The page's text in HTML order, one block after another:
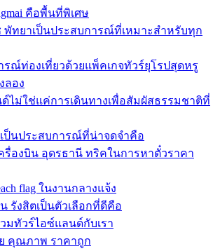
คือพื้นที่พิเศษ
พัทยาเป็นประสบการณ์ที่เหมาะสำหรับทุก
รณ์ท่องเที่ยวด้วยแพ็คเกจทัวร์ยุโรปสุดหรู
ลอง
ไม่ใช่แค่การเดินทางเพื่อสัมผัสธรรมชาติที่
ป็นประสบการณ์ที่น่าจดจำคือ
รื่องบิน อุดรธานี ทริคในการหาตั๋วราคา
flag ในงานกลางแจ้ง
รังสิตเป็นตัวเลือกที่ดีคือ
มทัวร์ไอซ์แลนด์กับเรา
คุณภาพ ราคาถูก